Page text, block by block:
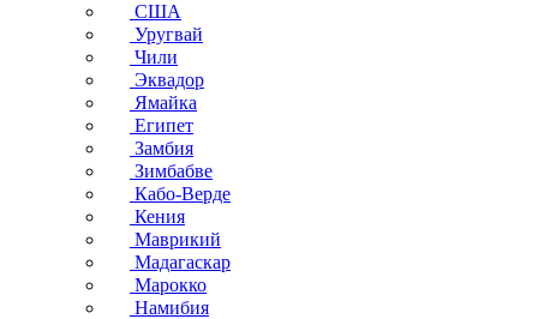
США
Уругвай
Чили
Эквадор
Ямайка
Египет
Замбия
Зимбабве
Кабо-Верде
Кения
Маврикий
Мадагаскар
Марокко
Намибия